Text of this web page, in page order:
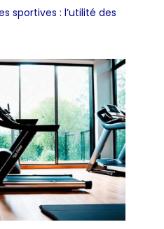
sportives : l’utilité des